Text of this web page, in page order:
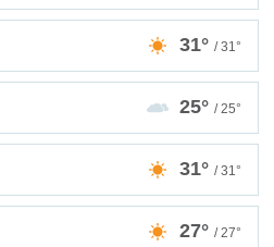
31° / 31°
25° / 25°
31° / 31°
27° / 27°